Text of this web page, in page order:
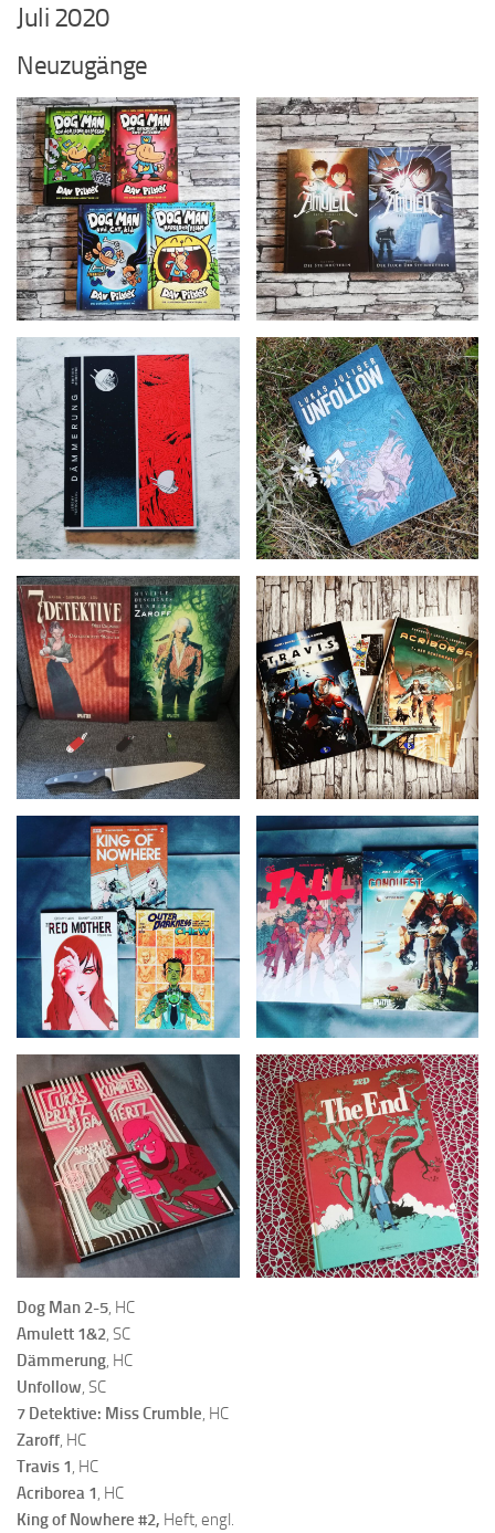
Juli 2020
Neuzugänge
Dog Man 2-5, HC
Amulett 1&2, SC
Dämmerung, HC
Unfollow, SC
7 Detektive: Miss Crumble, HC
Zaroff, HC
Travis 1, HC
Acriborea 1, HC
King of Nowhere #2, Heft, engl.